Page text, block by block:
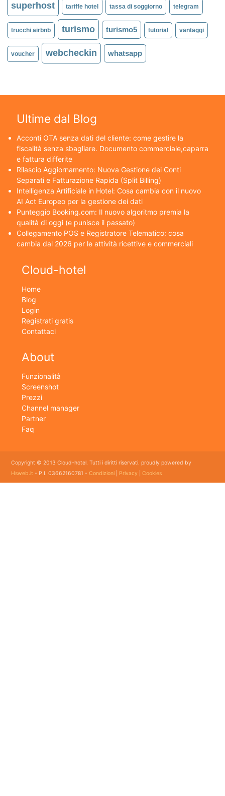
superhost tariffe hotel tassa di soggiorno telegram
trucchi airbnb turismo turismo5 tutorial vantaggi
voucher webcheckin whatsapp
Ultime dal Blog
Acconti OTA senza dati del cliente: come gestire la
fiscalità senza sbagliare. Documento commerciale,caparra
e fattura differite
Rilascio Aggiornamento: Nuova Gestione dei Conti
Separati e Fatturazione Rapida (Split Billing)
Intelligenza Artificiale in Hotel: Cosa cambia con il nuovo
AI Act Europeo per la gestione dei dati
Punteggio Booking.com: Il nuovo algoritmo premia la
qualità di oggi (e punisce il passato)
Collegamento POS e Registratore Telematico: cosa
cambia dal 2026 per le attività ricettive e commerciali
Cloud-hotel
Home
Blog
Login
Registrati gratis
Contattaci
About
Funzionalità
Screenshot
Prezzi
Channel manager
Partner
Faq
Copyright © 2013 Cloud-hotel. Tutti i diritti riservati. proudly powered by
Hsweb.it - P.I. 03662160781 -Condizioni Privacy |Cookies